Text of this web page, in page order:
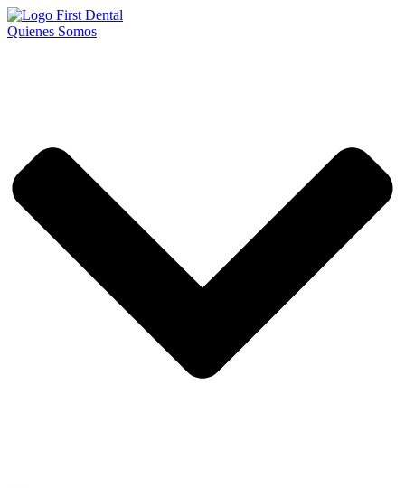
Ir
al
Quienes Somos